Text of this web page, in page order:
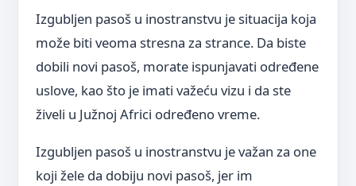
Izgubljen pasoš u inostranstvu je situacija koja
može biti veoma stresna za strance. Da biste
dobili novi pasoš, morate ispunjavati određene
uslove, kao što je imati važeću vizu i da ste
živeli u Južnoj Africi određeno vreme.
Izgubljen pasoš u inostranstvu je važan za one
koji žele da dobiju novi pasoš, jer im